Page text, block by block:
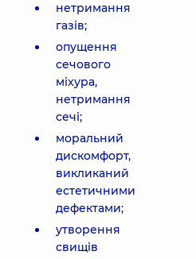
нетримання
газів;
опущення
сечового
міхура,
нетримання
сечі;
моральний
дискомфорт,
викликаний
естетичними
дефектами;
утворення
свищів